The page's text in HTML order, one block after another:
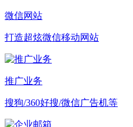
微信网站
打造超炫微信移动网站
推广业务
搜狗/360好搜/微信广告机等